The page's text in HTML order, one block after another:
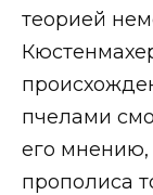
теорией
пчелами
его мнению,
прополиса